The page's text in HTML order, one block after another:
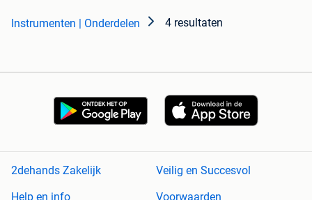
Instrumenten | Onderdelen 4 resultaten
2dehands Zakelijk
Veilig en Succesvol
Help en info
Voorwaarden